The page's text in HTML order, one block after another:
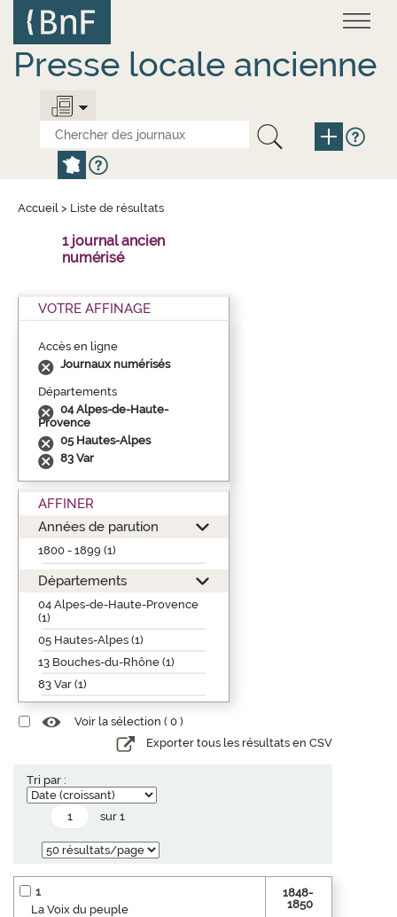
contenu
principal
Presse locale ancienne
Accueil > Liste de résultats
1 journal ancien
numérisé
VOTRE AFFINAGE
Accès en ligne
Journaux numérisés
Départements
04 Alpes-de-Haute-
Provence
05 Hautes-Alpes
83 Var
AFFINER
Années de parution
1800 - 1899 (1)
Départements
04 Alpes-de-Haute-Provence
(1)
05 Hautes-Alpes (1)
13 Bouches-du-Rhône (1)
83 Var (1)
Voir la sélection ( 0 )
Exporter tous les résultats en CSV
Tri par :
sur 1
1
La Voix du peuple
1848-
1850
Panneau de gestion des cookies